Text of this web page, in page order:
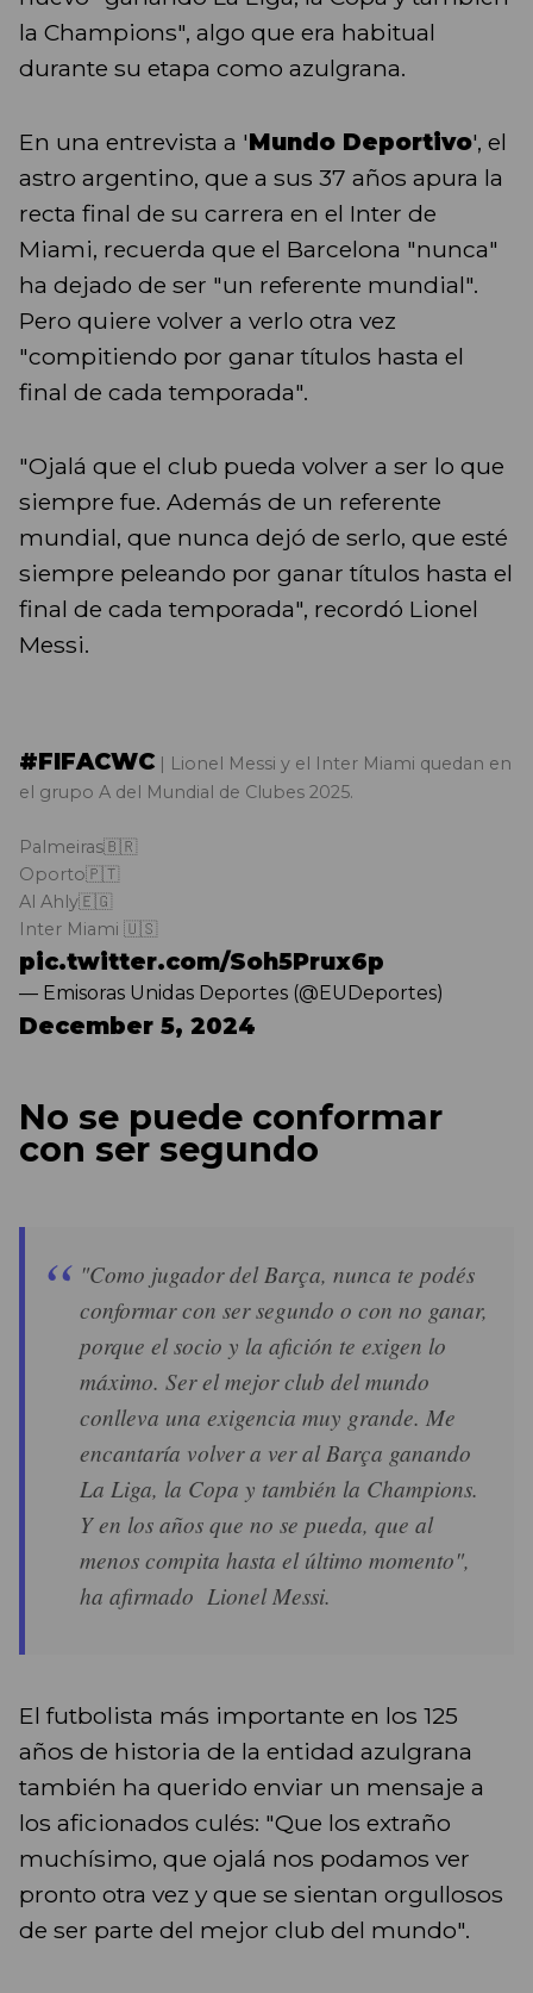
la Champions", algo que era habitual
durante su etapa como azulgrana.
En una entrevista a 'Mundo Deportivo', el
astro argentino, que a sus 37 años apura la
recta final de su carrera en el Inter de
Miami, recuerda que el Barcelona "nunca"
ha dejado de ser "un referente mundial".
Pero quiere volver a verlo otra vez
"compitiendo por ganar títulos hasta el
final de cada temporada".
"Ojalá que el club pueda volver a ser lo que
siempre fue. Además de un referente
mundial, que nunca dejó de serlo, que esté
siempre peleando por ganar títulos hasta el
final de cada temporada", recordó Lionel
Messi.
#FIFACWC | Lionel Messi y el Inter Miami quedan en
el grupo A del Mundial de Clubes 2025.
Palmeiras🇧🇷
Oporto🇵🇹
Al Ahly🇪🇬
Inter Miami 🇺🇸
pic.twitter.com/Soh5Prux6p
— Emisoras Unidas Deportes (@EUDeportes)
December 5, 2024
No se puede conformar
con ser segundo
"Como jugador del Barça, nunca te podés
conformar con ser segundo o con no ganar,
porque el socio y la afición te exigen lo
máximo. Ser el mejor club del mundo
conlleva una exigencia muy grande. Me
encantaría volver a ver al Barça ganando
La Liga, la Copa y también la Champions.
Y en los años que no se pueda, que al
menos compita hasta el último momento",
ha afirmado Lionel Messi.
El futbolista más importante en los 125
años de historia de la entidad azulgrana
también ha querido enviar un mensaje a
los aficionados culés: "Que los extraño
muchísimo, que ojalá nos podamos ver
pronto otra vez y que se sientan orgullosos
de ser parte del mejor club del mundo".